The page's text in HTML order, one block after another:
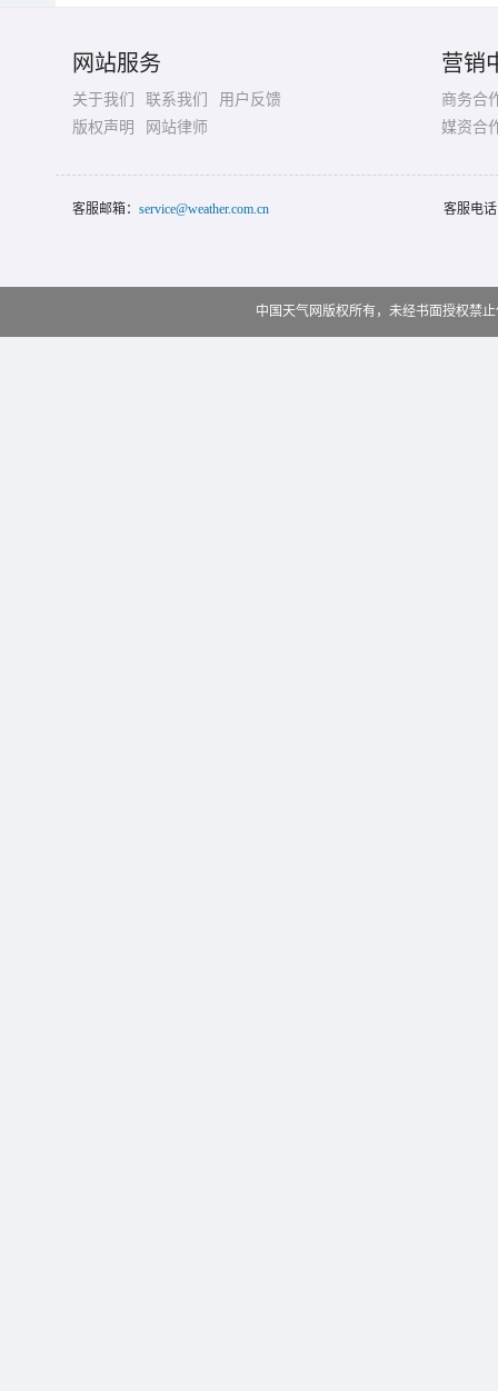
网站服务
关于我们 联系我们
用户反馈
版权声明
网站律师
营销
商务合
媒资合
客服邮箱： service@weather.com.cn 客服电
中国天气网版权所有，未经书面授权